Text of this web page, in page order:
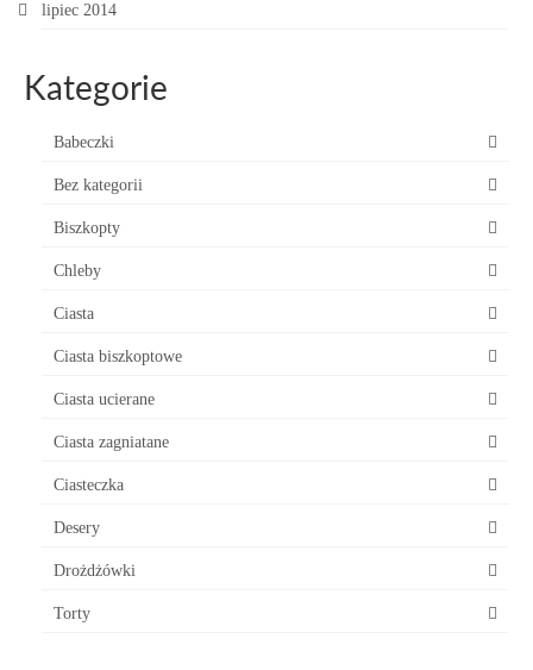
lipiec 2014
Kategorie
Babeczki
Bez kategorii
Biszkopty
Chleby
Ciasta
Ciasta biszkoptowe
Ciasta ucierane
Ciasta zagniatane
Ciasteczka
Desery
Drożdżówki
Torty